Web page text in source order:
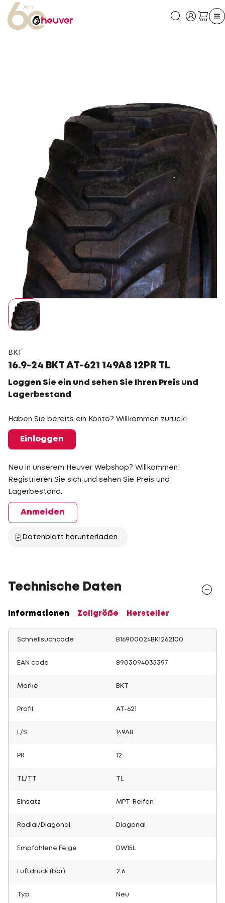
BKT
16.9-24 BKT AT-621 149A8 12PR TL
Loggen Sie ein und sehen Sie Ihren Preis und
Lagerbestand
Haben Sie bereits ein Konto? Willkommen zurück!
Einloggen
Neu in unserem Heuver Webshop? Willkommen!
Registrieren Sie sich und sehen Sie Preis und
Lagerbestand.
Anmelden
Datenblatt herunterladen
Technische Daten
Informationen Zollgröße Hersteller
Schnellsuchcode B16900024BK1262100
EAN code 8903094035397
Marke BKT
Profil AT-621
L/S 149A8
PR 12
TL/TT
Einsatz MPT-Reifen
Radial/Diagonal Diagonal
Empfohlene Felge DW15L
Luftdruck (bar) 2.6
Typ Neu